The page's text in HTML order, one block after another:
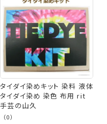
タイダイ染めキット 染料 液体
タイダイ染め 染色 布用 rit
手芸の山久
（0）